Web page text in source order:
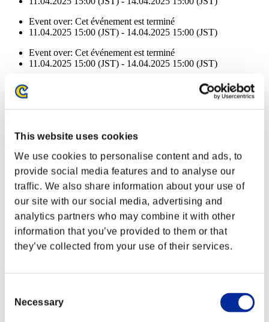
This website uses cookies
We use cookies to personalise content and ads, to
provide social media features and to analyse our
traffic. We also share information about your use of
our site with our social media, advertising and
analytics partners who may combine it with other
information that you’ve provided to them or that
they’ve collected from your use of their services.
Selection
Necessary
Event over: Cet événement est terminé
11.04.2025 15:00 (JST) - 14.04.2025 15:00 (JST)
Event over: Cet événement est terminé
11.04.2025 15:00 (JST) - 14.04.2025 15:00 (JST)
11.04.2025 15:00 (JST) - 14.04.2025 15:00 (JST)
Succès
Missions complétées: 5 ou plus
Lv.3
Missions complétées: 10 ou plus
Cadeau d'adieu